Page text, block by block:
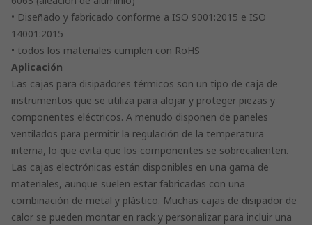
• Diseñado y fabricado conforme a ISO 9001:2015 e ISO
14001:2015
• todos los materiales cumplen con RoHS
Aplicación
Las cajas para disipadores térmicos son un tipo de caja de
instrumentos que se utiliza para alojar y proteger piezas y
componentes eléctricos. A menudo disponen de paneles
ventilados para permitir la regulación de la temperatura
interna, lo que evita que los componentes se sobrecalienten.
Las cajas electrónicas están disponibles en una gama de
materiales, aunque suelen estar fabricadas con una
combinación de metal y plástico. Muchas cajas de disipador de
calor se pueden montar en rack y personalizar para incluir una